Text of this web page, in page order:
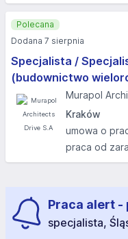
Specjalista /
(budownictwo
Murapol
Kraków
umowa o
praca od
Polecana
Dodana 7 sierpnia
Praca alert -
specjalista,